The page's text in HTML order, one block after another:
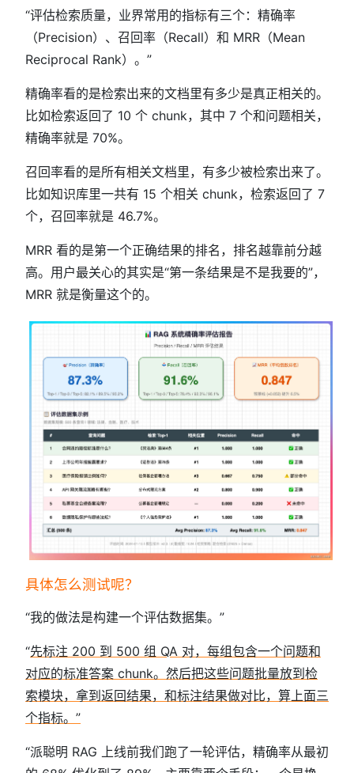
“评估检索质量，业界常用的指标有三个：精确率
（Precision）、召回率（Recall）和 MRR（Mean
Reciprocal Rank）。”
精确率看的是检索出来的文档里有多少是真正相关的。
比如检索返回了 10 个 chunk，其中 7 个和问题相关，
精确率就是 70%。
召回率看的是所有相关文档里，有多少被检索出来了。
比如知识库里一共有 15 个相关 chunk，检索返回了 7
个，召回率就是 46.7%。
MRR 看的是第一个正确结果的排名，排名越靠前分越
高。用户最关心的其实是“第一条结果是不是我要的”，
MRR 就是衡量这个的。
具体怎么测试呢？
“我的做法是构建一个评估数据集。”
“先标注 200 到 500 组 QA 对，每组包含一个问题和
对应的标准答案 chunk。然后把这些问题批量放到检
索模块，拿到返回结果，和标注结果做对比，算上面三
个指标。”
“派聪明 RAG 上线前我们跑了一轮评估，精确率从最初